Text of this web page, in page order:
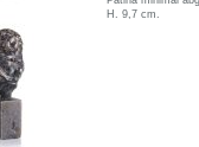
H. 9,7 cm.